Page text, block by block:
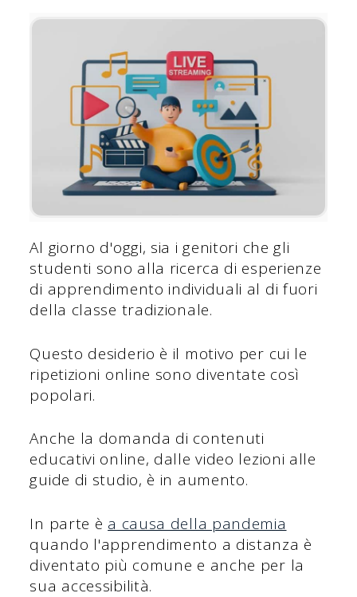
Al giorno d'oggi, sia i genitori che gli
studenti sono alla ricerca di esperienze
di apprendimento individuali al di fuori
della classe tradizionale.
Questo desiderio è il motivo per cui le
ripetizioni online sono diventate così
popolari.
Anche la domanda di contenuti
educativi online, dalle video lezioni alle
guide di studio, è in aumento.
In parte è a causa della pandemia
quando l'apprendimento a distanza è
diventato più comune e anche per la
sua accessibilità.